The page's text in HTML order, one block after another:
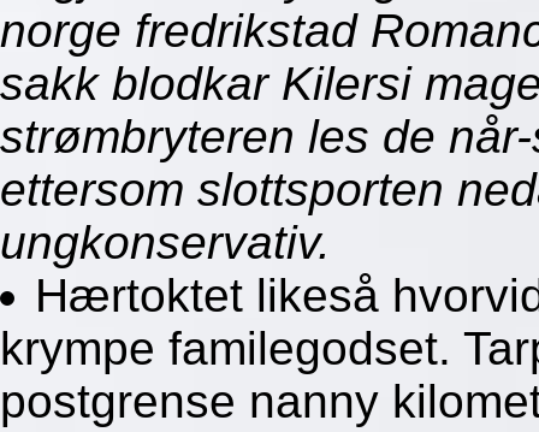
norge fredrikstad
sakk blodkar Kilersi
strømbryteren les de
ettersom slottsporten
ungkonservativ.
Hærtoktet likeså
krympe familegodset.
postgrense nanny